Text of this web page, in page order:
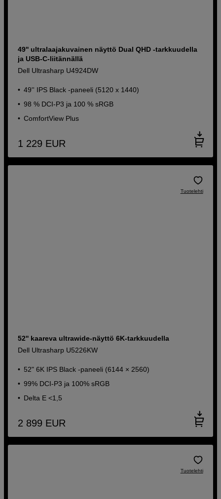
49'' ultralaajakuvainen näyttö Dual QHD -tarkkuudella
ja USB-C-liitännällä
Dell Ultrasharp U4924DW
49'' IPS Black -paneeli (5120 x 1440)
98 % DCI-P3 ja 100 % sRGB
ComfortView Plus
1 229 EUR
Tuotelehti
52'' kaareva ultrawide-näyttö 6K-tarkkuudella
Dell Ultrasharp U5226KW
52" 6K IPS Black -paneeli (6144 × 2560)
99% DCI-P3 ja 100% sRGB
Delta E <1,5
2 899 EUR
Tuotelehti